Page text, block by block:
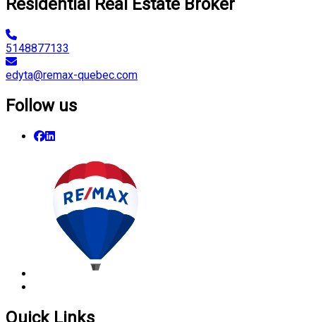
Residential Real Estate Broker
5148877133
edyta@remax-quebec.com
Follow us
Quick Links